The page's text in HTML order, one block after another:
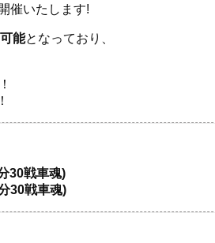
催いたします!
能となっており、
30戦車魂)
30戦車魂)